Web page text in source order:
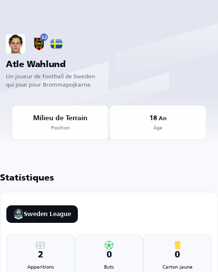
32
Atle Wahlund
Un joueur de football de Sweden
qui joue pour Brommapojkarna
Milieu de Terrain
Position
18An
Âge
Statistiques
Sweden League
2
Apparitions
0
Buts
0
Carton jaune